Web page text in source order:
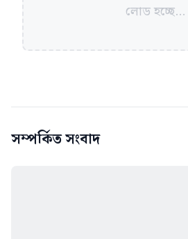
লোড হচ্ছে...
সম্পর্কিত সংবাদ